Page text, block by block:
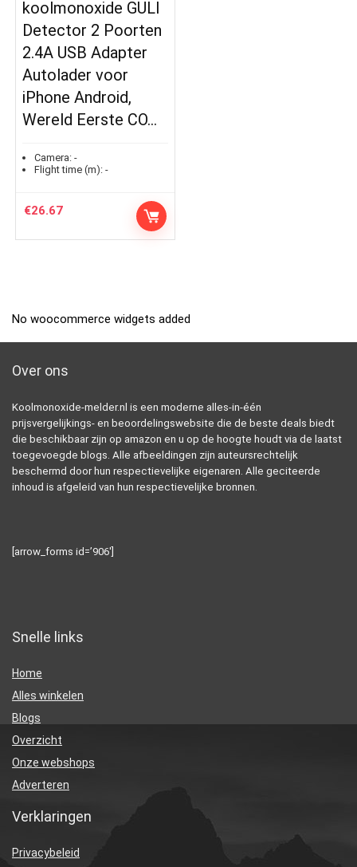
koolmonoxide GULI
Detector 2 Poorten
2.4A USB Adapter
Autolader voor
iPhone Android,
Wereld Eerste CO…
Camera: -
Flight time (m): -
€26.67
No woocommerce widgets added
Over ons
Koolmonoxide-melder.nl is een moderne alles-in-één
prijsvergelijkings- en beoordelingswebsite die de beste deals biedt
die beschikbaar zijn op amazon en u op de hoogte houdt via de laatst
toegevoegde blogs. Alle afbeeldingen zijn auteursrechtelijk
beschermd door hun respectievelijke eigenaren. Alle geciteerde
inhoud is afgeleid van hun respectievelijke bronnen.
[arrow_forms id=’906′]
Snelle links
Home
Alles winkelen
Blogs
Overzicht
Onze webshops
Adverteren
Verklaringen
Privacybeleid